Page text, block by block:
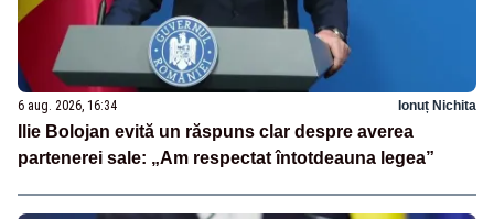
6 aug. 2026, 16:34 Ionuț Nichita
Ilie Bolojan evită un răspuns clar despre averea
partenerei sale: „Am respectat întotdeauna legea”